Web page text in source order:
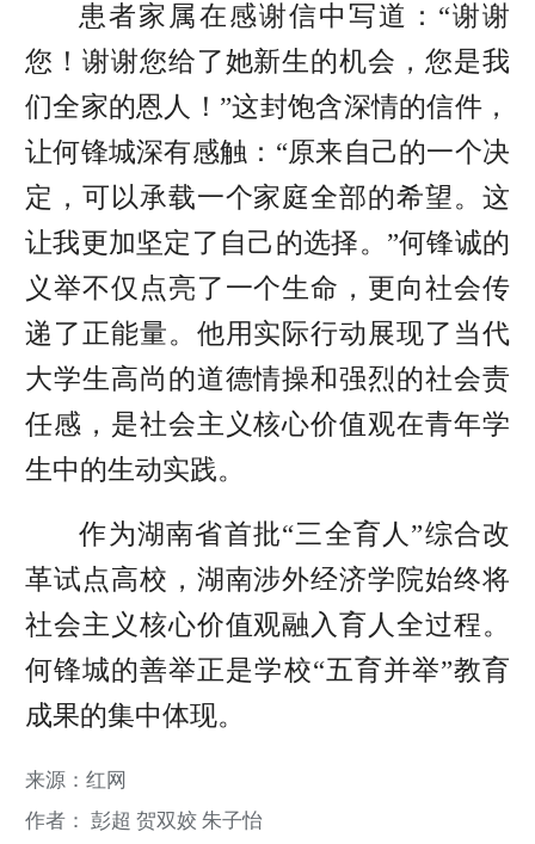
患者家属在感谢信中写道：“谢谢
您！谢谢您给了她新生的机会，您是我
们全家的恩人！”这封饱含深情的信件，
让何锋城深有感触：“原来自己的一个决
定，可以承载一个家庭全部的希望。这
让我更加坚定了自己的选择。”何锋诚的
义举不仅点亮了一个生命，更向社会传
递了正能量。他用实际行动展现了当代
大学生高尚的道德情操和强烈的社会责
任感，是社会主义核心价值观在青年学
生中的生动实践。
作为湖南省首批“三全育人”综合改
革试点高校，湖南涉外经济学院始终将
社会主义核心价值观融入育人全过程。
何锋城的善举正是学校“五育并举”教育
成果的集中体现。
来源：红网
作者： 彭超 贺双姣 朱子怡